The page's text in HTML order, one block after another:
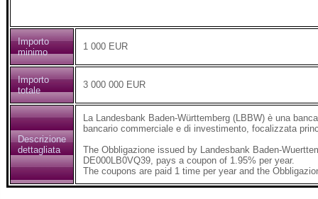
Importo
minimo
1 000 EUR
Importo
totale
3 000 000 EUR
Descrizione
dettagliata
La Landesbank Baden-Württemberg (LBBW) è una
bancario commerciale e di investimento, focalizzata
The Obbligazione issued by Landesbank Baden-
DE000LB0VQ39, pays a coupon of 1.95% per year.
The coupons are paid 1 time per year and the